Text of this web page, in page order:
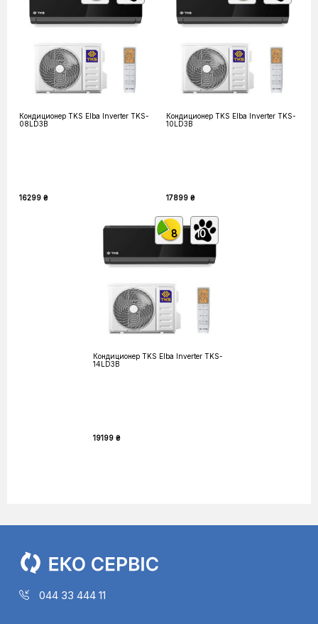
Кондиционер TKS Elba Inverter TKS-
08LD3B
16299 ₴
Кондиционер TKS Elba Inverter TKS-
10LD3B
17899 ₴
8 10
Кондиционер TKS Elba Inverter TKS-
14LD3B
19199 ₴
044 33 444 11